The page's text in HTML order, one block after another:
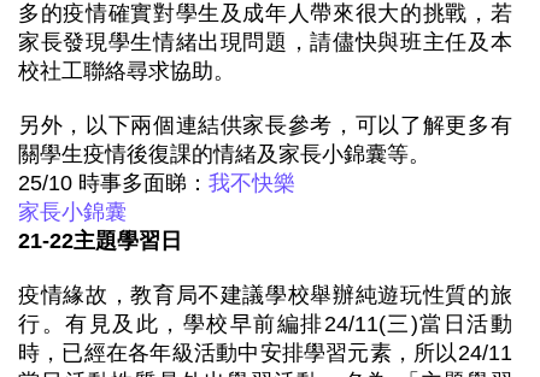
多的疫情確實對學生及成年人帶來很大的挑戰，若
家長發現學生情緒出現問題，請儘快與班主任及本
校社工聯絡尋求協助。
另外，以下兩個連結供家長參考，可以了解更多有
關學生疫情後復課的情緒及家長小錦囊等。
25/10 時事多面睇： 我不快樂
家長小錦囊
21-22主題學習日
疫情緣故，教育局不建議學校舉辦純遊玩性質的旅
行。有見及此，學校早前編排24/11(三)當日活動
時，已經在各年級活動中安排學習元素，所以24/11